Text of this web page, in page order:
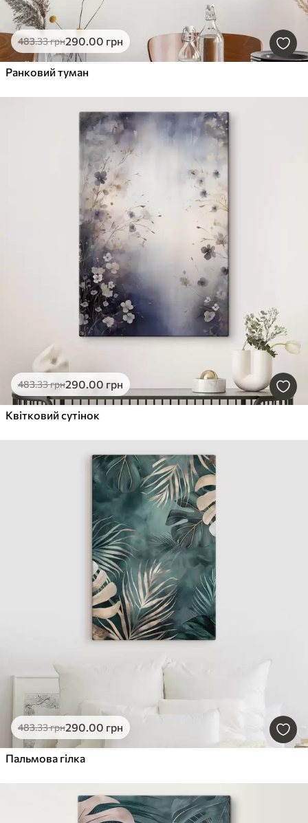
483.33грн290.00 грн
Ранковий туман
483.33грн290.00 грн
Квітковий сутінок
483.33грн290.00 грн
Пальмова гілка